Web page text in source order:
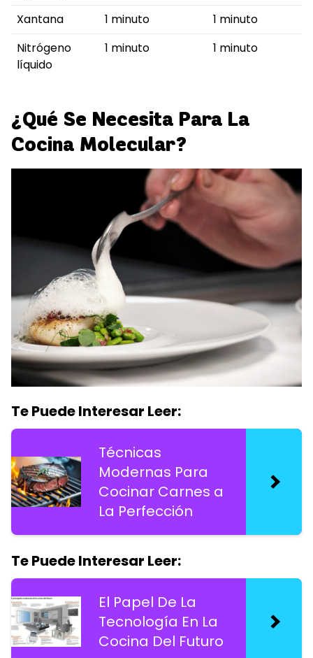
Xantana
1 minuto
1 minuto
Nitrógeno
líquido
1 minuto 1 minuto
¿Qué Se Necesita Para La
Cocina Molecular?
Te Puede Interesar Leer:
Técnicas
Modernas Para
Cocinar Carnes a
La Perfección
Te Puede Interesar Leer:
El Papel De La
Tecnología En La
Cocina Del Futuro